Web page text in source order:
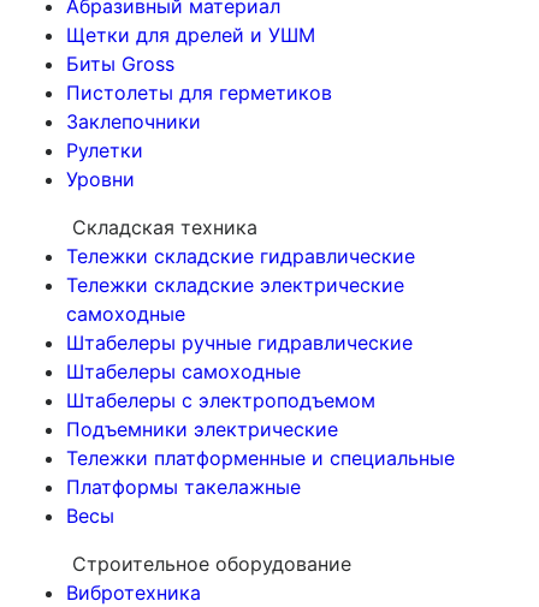
Абразивный материал
Щетки для дрелей и УШМ
Биты Gross
Пистолеты для герметиков
Заклепочники
Рулетки
Уровни
Складская техника
Тележки складские гидравлические
Тележки складские электрические
самоходные
Штабелеры ручные гидравлические
Штабелеры самоходные
Штабелеры с электроподъемом
Подъемники электрические
Тележки платформенные и специальные
Платформы такелажные
Весы
Строительное оборудование
Вибротехника